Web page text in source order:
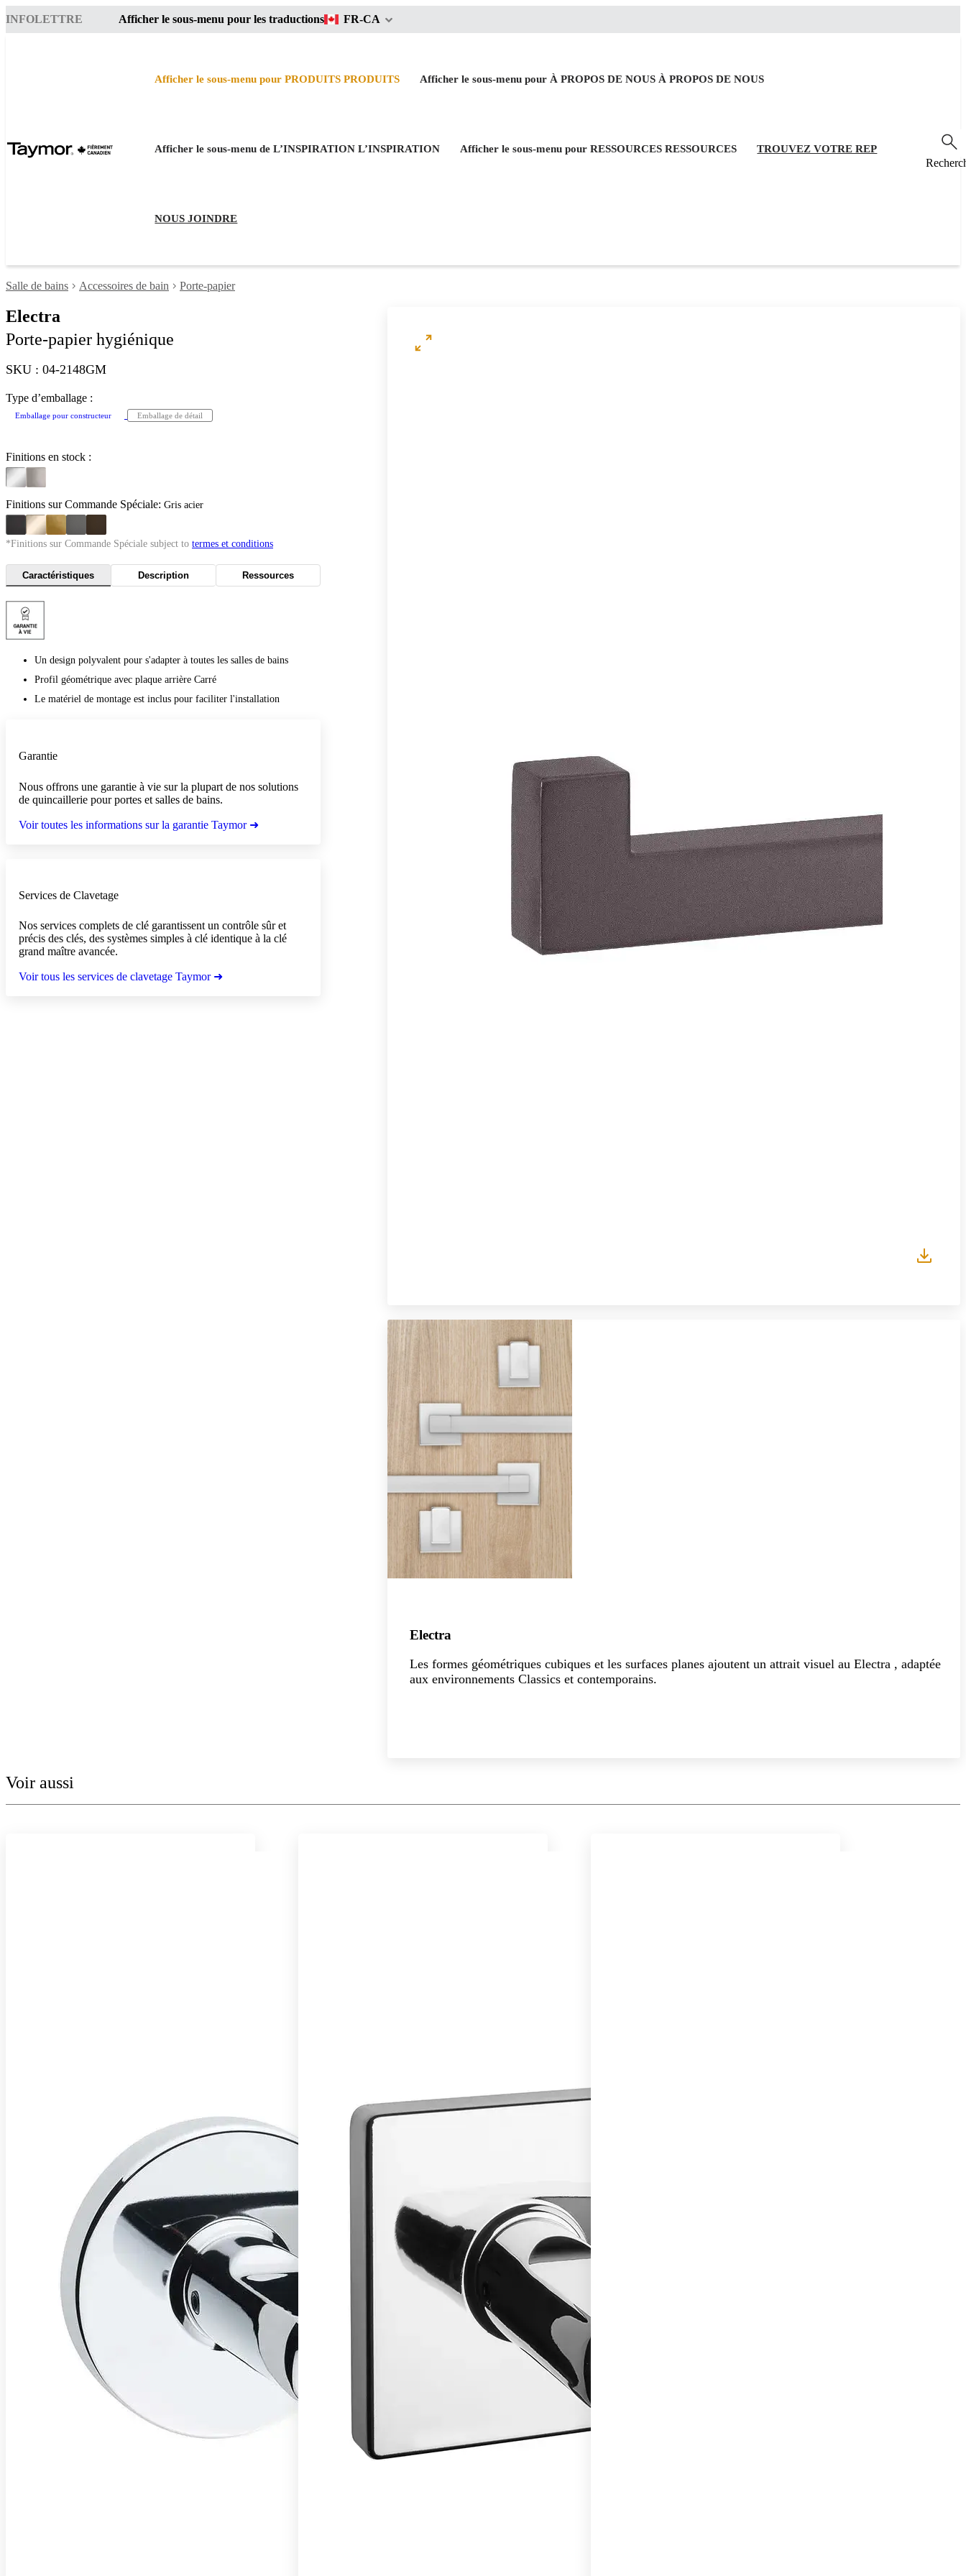
INFOLETTRE Afficher le sous-menu pour les traductions FR-CA
Afficher le sous-menu pour PRODUITS PRODUITS Afficher le sous-menu pour À PROPOS DE NOUS À PROPOS DE NOUS
Afficher le sous-menu de L’INSPIRATION L’INSPIRATION Afficher le sous-menu pour RESSOURCES RESSOURCES TROUVEZ VOTRE REP
NOUS JOINDRE
Salle de bains Accessoires de bain Porte-papier
Electra
Porte-papier hygiénique
SKU : 04-2148GM
Type d’emballage :
Emballage pour constructeur Emballage de détail
Finitions en stock :
Finitions sur Commande Spéciale: Gris acier
*Finitions sur Commande Spéciale subject to termes et conditions
Caractéristiques Description Ressources
Un design polyvalent pour s'adapter à toutes les salles de bains
Profil géométrique avec plaque arrière Carré
Le matériel de montage est inclus pour faciliter l'installation
Garantie
Nous offrons une garantie à vie sur la plupart de nos solutions
de quincaillerie pour portes et salles de bains.
Voir toutes les informations sur la garantie Taymor ➜
Services de Clavetage
Nos services complets de clé garantissent un contrôle sûr et
précis des clés, des systèmes simples à clé identique à la clé
grand maître avancée.
Voir tous les services de clavetage Taymor ➜
Electra
Les formes géométriques cubiques et les surfaces planes ajoutent un attrait visuel au Electra , adaptée
aux environnements Classics et contemporains.
Voir aussi